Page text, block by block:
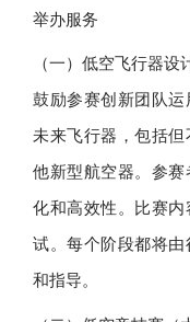
举办服务
（一）低空飞行器设
鼓励参赛创新团队
未来飞行器，包括
他新型航空器。参
化和高效性。比赛
试。每个阶段都将
和指导。